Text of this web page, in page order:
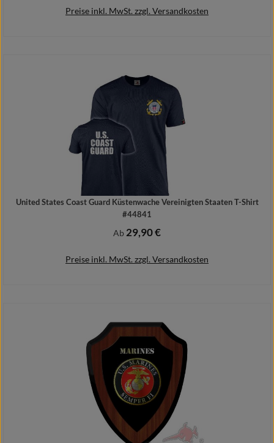
Preise inkl. MwSt. zzgl. Versandkosten
Details
United States Coast Guard Küstenwache Vereinigten Staaten T-Shirt
#44841
Regulärer Preis:
Ab29,90 €
Preise inkl. MwSt. zzgl. Versandkosten
Details